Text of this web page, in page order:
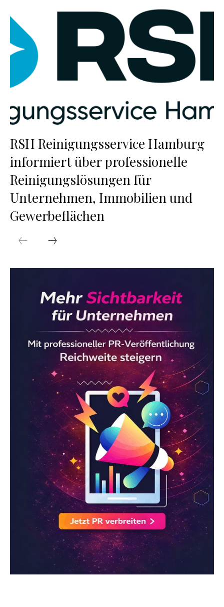
RSH Reinigungsservice Hamburg
informiert über professionelle
Reinigungslösungen für
Unternehmen, Immobilien und
Gewerbeflächen